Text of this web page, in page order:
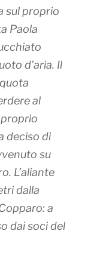
sul proprio
Paola
d’aria. Il
al
deciso di
su
L’aliante
dalla
a
dai soci del